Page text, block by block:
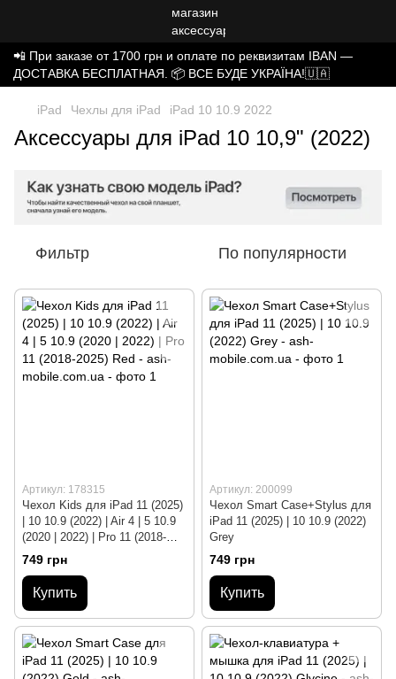
📲 При заказе от 1700 грн и оплате по реквизитам IBAN —
ДОСТАВКА БЕСПЛАТНАЯ. 📦 ВСЕ БУДЕ УКРАЇНА!🇺🇦
iPad Чехлы для iPad iPad 10 10.9 2022
Аксессуары для iPad 10 10,9" (2022)
Фильтр По популярности
Артикул: 178315
Чехол Kids для iPad 11 (2025)
| 10 10.9 (2022) | Air 4 | 5 10.9
(2020 | 2022) | Pro 11 (2018-
2025) Red
749 грн
Купить
Артикул: 200099
Чехол Smart Case+Stylus для
iPad 11 (2025) | 10 10.9 (2022)
Grey
749 грн
Купить